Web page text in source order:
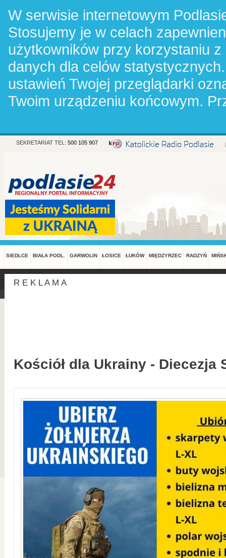
W serwisie internetowym
Stosujemy je w celach
użytkowników przy korzystaniu
danych dla celów
ustawień Twojej przeglądarki
Twoim urządzeniu końcowym.
SEKRETARIAT TEL: 500 105 907
SIEDLCE BIAŁA PODL. GARWOLIN ŁOSICE ŁUKÓW MIĘDZYRZEC RADZYŃ
R E K L A M A
Kościół dla Ukrainy - Diecezja